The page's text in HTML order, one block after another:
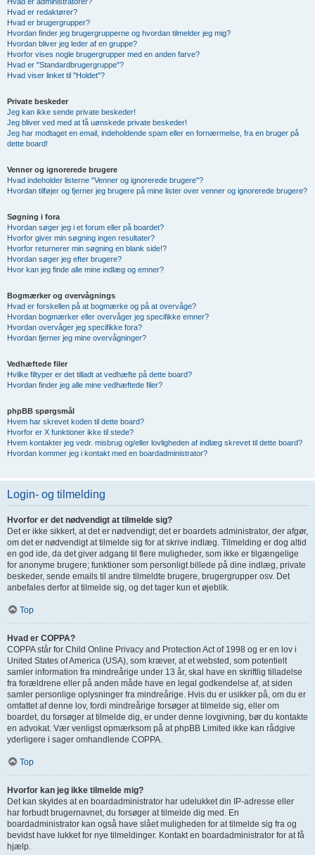
Hvad er redaktører?
Hvad er brugergrupper?
Hvordan finder jeg brugergrupperne og hvordan tilmelder jeg mig?
Hvordan bliver jeg leder af en gruppe?
Hvorfor vises nogle brugergrupper med en anden farve?
Hvad er "Standardbrugergruppe"?
Hvad viser linket til "Holdet"?
Private beskeder
Jeg kan ikke sende private beskeder!
Jeg bliver ved med at få uønskede private beskeder!
Jeg har modtaget en email, indeholdende spam eller en fornærmelse, fra en bruger på
dette board!
Venner og ignorerede brugere
Hvad indeholder listerne "Venner og ignorerede brugere"?
Hvordan tilføjer og fjerner jeg brugere på mine lister over venner og ignorerede brugere?
Søgning i fora
Hvordan søger jeg i et forum eller på boardet?
Hvorfor giver min søgning ingen resultater?
Hvorfor returnerer min søgning en blank side!?
Hvordan søger jeg efter brugere?
Hvor kan jeg finde alle mine indlæg og emner?
Bogmærker og overvågnings
Hvad er forskellen på at bogmærke og på at overvåge?
Hvordan bogmærker eller overvåger jeg specifikke emner?
Hvordan overvåger jeg specifikke fora?
Hvordan fjerner jeg mine overvågninger?
Vedhæftede filer
Hvilke filtyper er det tilladt at vedhæfte på dette board?
Hvordan finder jeg alle mine vedhæftede filer?
phpBB spørgsmål
Hvem har skrevet koden til dette board?
Hvorfor er X funktioner ikke til stede?
Hvem kontakter jeg vedr. misbrug og/eller lovligheden af indlæg skrevet til dette board?
Hvordan kommer jeg i kontakt med en boardadministrator?
Login- og tilmelding
Hvorfor er det nødvendigt at tilmelde sig?
Det er ikke sikkert, at det er nødvendigt; det er boardets administrator, der afgør,
om det er nødvendigt at tilmelde sig for at skrive indlæg. Tilmelding er dog altid
en god ide, da det giver adgang til flere muligheder, som ikke er tilgængelige
for anonyme brugere; funktioner som personligt billede på dine indlæg, private
beskeder, sende emails til andre tilmeldte brugere, brugergrupper osv. Det
anbefales derfor at tilmelde sig, og det tager kun et øjeblik.
Top
Hvad er COPPA?
COPPA står for Child Online Privacy and Protection Act of 1998 og er en lov i
United States of America (USA), som kræver, at et websted, som potentielt
samler information fra mindreårige under 13 år, skal have en skriftlig tilladelse
fra forældrene eller på anden måde have en legal godkendelse af, at siden
samler personlige oplysninger fra mindreårige. Hvis du er usikker på, om du er
omfattet af denne lov, fordi mindreårige forsøger at tilmelde sig, eller om
boardet, du forsøger at tilmelde dig, er under denne lovgivning, bør du kontakte
en advokat. Vær venligst opmærksom på at phpBB Limited ikke kan rådgive
yderligere i sager omhandlende COPPA.
Top
Hvorfor kan jeg ikke tilmelde mig?
Det kan skyldes at en boardadministrator har udelukket din IP-adresse eller
har forbudt brugernavnet, du forsøger at tilmelde dig med. En
boardadministrator kan også have slået muligheden for at tilmelde sig fra og
bevidst have lukket for nye tilmeldinger. Kontakt en boardadministrator for at få
hjælp.